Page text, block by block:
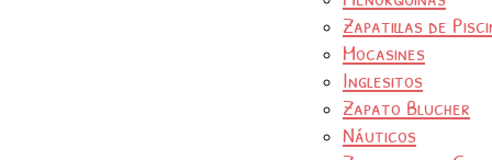
Zapatillas de
Mocasines
Inglesitos
Zapato Blucher
Náuticos